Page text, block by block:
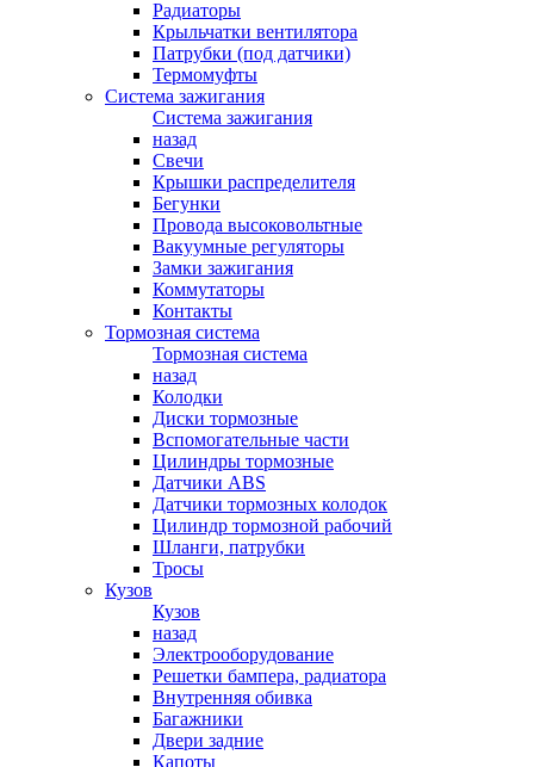
Радиаторы
Крыльчатки вентилятора
Патрубки (под датчики)
Термомуфты
Система зажигания
Система зажигания
назад
Свечи
Крышки распределителя
Бегунки
Провода высоковольтные
Вакуумные регуляторы
Замки зажигания
Коммутаторы
Контакты
Тормозная система
Тормозная система
назад
Колодки
Диски тормозные
Вспомогательные части
Цилиндры тормозные
Датчики ABS
Датчики тормозных колодок
Цилиндр тормозной рабочий
Шланги, патрубки
Тросы
Кузов
Кузов
назад
Электрооборудование
Решетки бампера, радиатора
Внутренняя обивка
Багажники
Двери задние
Капоты